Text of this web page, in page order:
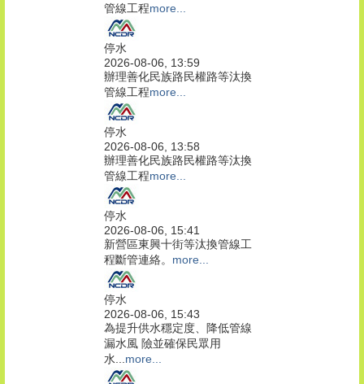
管線工程more...
停水
2026-08-06, 13:59
辦理善化民族路民權路等汰換
管線工程more...
停水
2026-08-06, 13:58
辦理善化民族路民權路等汰換
管線工程more...
停水
2026-08-06, 15:41
新營區東興十街等汰換管線工
程斷管連絡。 more...
停水
2026-08-06, 15:43
為提升供水穩定度、降低管線
漏水風 險並確保民眾用
水... more...